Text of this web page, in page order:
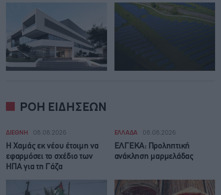
ΡΟΗ ΕΙΔΗΣΕΩΝ
ΔΙΕΘΝΗ 08.08.2026
Η Χαμάς εκ νέου έτοιμη να
εφαρμόσει το σχέδιο των
ΗΠΑ για τη Γάζα
ΕΛΛΑΔΑ 08.08.2026
ΕΛΓΕΚΑ: Προληπτική
ανάκληση μαρμελάδας